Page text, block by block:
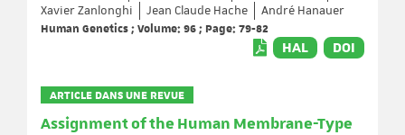
Xavier Zanlonghi
Jean Claude Hache
André Hanauer
Human Genetics ; Volume: 96 ; Page: 79-82
HAL DOI
ARTICLE DANS UNE REVUE
Assignment of the Human Membrane-Type